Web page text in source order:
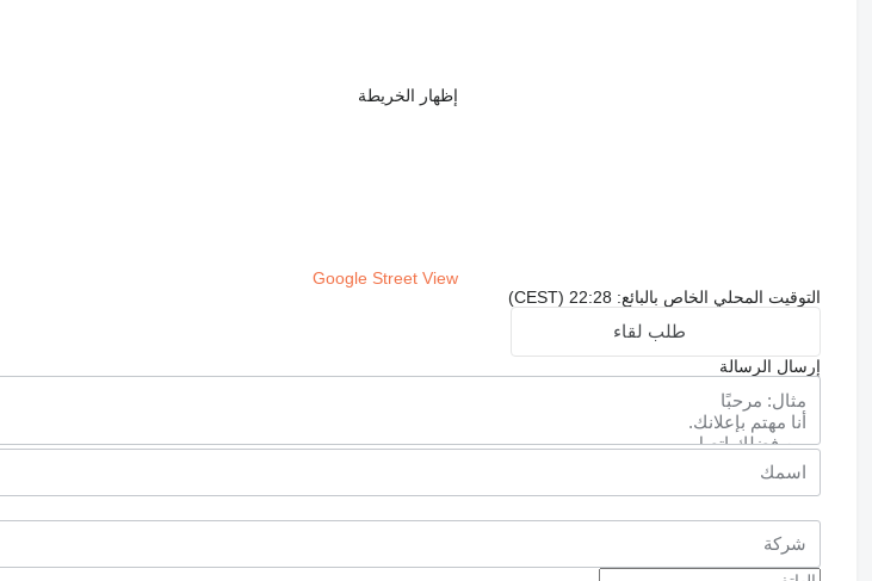
إظهار الخريطة
Google Street View
التوقيت المحلي الخاص بالبائع: 22:28 (CEST)
طلب لقاء
إرسال الرسالة